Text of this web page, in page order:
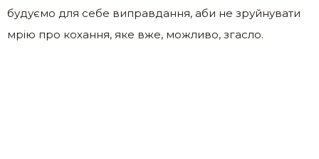
будуємо для себе виправдання, аби не зруйнувати
мрію про кохання, яке вже, можливо, згасло.